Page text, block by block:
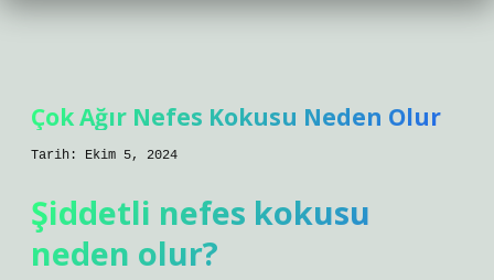
Çok Ağır Nefes Kokusu Neden Olur
Tarih: Ekim 5, 2024
Şiddetli nefes kokusu
neden olur?